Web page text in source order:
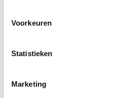
Voorkeuren
Statistieken
Marketing
Nieuws
wereld
Dat een middelgrote Vlaamse